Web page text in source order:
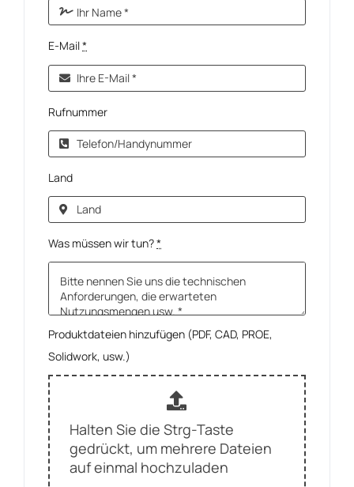
E-Mail*
Rufnummer
Land
Was müssen wir tun?*
Produktdateien hinzufügen (PDF, CAD, PROE,
Solidwork, usw.)
Halten Sie die Strg-Taste
gedrückt, um mehrere Dateien
auf einmal hochzuladen